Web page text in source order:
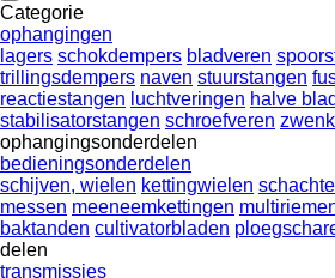
Categorie
ophangingen
lagers schokdempers bladveren
trillingsdempers naven stuurstangen
reactiestangen luchtveringen halve
stabilisatorstangen schroefveren
ophangingsonderdelen
bedieningsonderdelen
schijven, wielen kettingwielen
messen meeneemkettingen
baktanden cultivatorbladen
delen
transmissies